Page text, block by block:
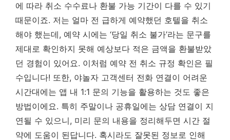
에 따라 취소 수수료나 환불 가능 기간이 다를 수 있기
때문이죠. 저는 얼마 전 급하게 예약했던 호텔을 취소
해야 했는데, 예약 시에는 ‘당일 취소 불가’라는 문구를
제대로 확인하지 못해 예상보다 적은 금액을 환불받았
던 경험이 있어요. 이처럼 예약 전 취소 규정 확인은 필
수입니다! 또한, 야놀자 고객센터 전화 연결이 어려운
시간대에는 앱 내 1:1 문의 기능을 활용하는 것도 좋은
방법이에요. 특히 주말이나 공휴일에는 상담 연결이 지
연될 수 있으니, 미리 문의 내용을 정리해두면 시간 절
약에 도움이 된답니다. 혹시라도 잘못된 정보로 인해